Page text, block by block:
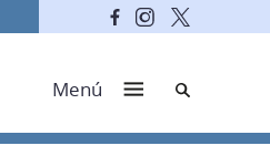
Menú Cerca